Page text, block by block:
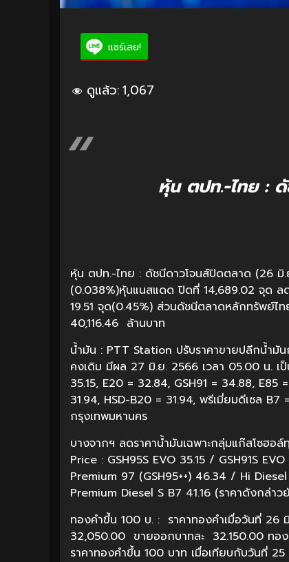
แชร์เลย!
ดูแล้ว:1,067
หุ้น ตปท.-ไทย :
หุ้น ตปท.-ไทย : ดัชนีดาวโจนส์ปิดตลาด (26
(0.038%)หุ้นแนสแดด ปิดที่ 14,689.02 จุด
19.51 จุด(0.45%) ส่วนดัชนีตลาดหลักทรัพย์
40,116.46 ล้านบาท
น้ำมัน : PTT Station ปรับราคาขายปลีกน้ำมั
คงเดิม มีผล 27 มิ.ย. 2566 เวลา 05.00 น. เ
35.15, E20 = 32.84, GSH91 = 34.88, E85
31.94, HSD-B20 = 31.94, พรีเมี่ยมดีเซล
กรุงเทพมหานคร
บางจากฯ ลดราคาน้ำมันเฉพาะกลุ่มแก๊สโซฮ
Price : GSH95S EVO 35.15 / GSH91S
Premium 97 (GSH95++) 46.34 / Hi
Premium Diesel S B7 41.16 (ราคาดังกล่า
ทองคำขึ้น 100 บ. : ราคาทองคำเมื่อวันที่ 26
32,050.00 ขายออกบาทละ 32.150.00 ทอง
ราคาทองคำขึ้น 100 บาท เมื่อเทียบกับวันที่ 25